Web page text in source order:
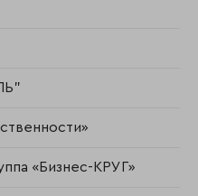
«Бизнес-КРУГ»